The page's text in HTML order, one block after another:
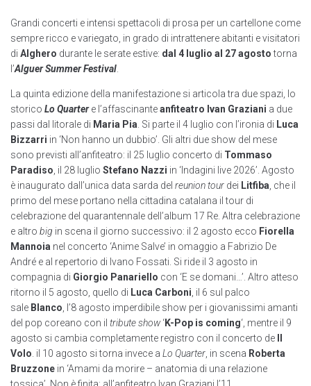
Grandi concerti e intensi spettacoli di prosa per un cartellone come
sempre ricco e variegato, in grado di intrattenere abitanti e visitatori
di Alghero durante le serate estive: dal 4 luglio al 27 agostotorna
l’Alguer Summer Festival
La quinta edizione della manifestazione si articola tra due spazi, lo
storico Lo Quartere l’affascinanteanfiteatro Ivan Graziani a due
passi dal litorale di Maria Pia . Si parte il 4 luglio con l’ironia di Luca
Bizzarri in ‘Non hanno un dubbio’. Gli altri due show del mese
sono previsti all’anfiteatro: il 25 luglio concerto di Tommaso
Paradiso , il 28 luglio Stefano Nazzi in ‘Indagini live 2026’. Agosto
è inaugurato dall’unica data sarda del reunion tour dei Litfiba , che il
primo del mese portano nella cittadina catalana il tour di
celebrazione del quarantennale dell’album 17 Re. Altra celebrazione
e altro big in scena il giorno successivo: il 2 agosto ecco Fiorella
Mannoia nel concerto ‘Anime Salve’ in omaggio a Fabrizio De
André e al repertorio di Ivano Fossati. Si ride il 3 agosto in
compagnia di Giorgio Panariello con ‘E se domani…’. Altro atteso
ritorno il 5 agosto, quello di Luca Carboni , il 6 sul palco
sale Blanco , l’8 agosto imperdibile show per i giovanissimi amanti
del pop coreano con il tribute show‘K-Pop is coming‘, mentre il 9
agosto si cambia completamente registro con il concerto de
Volo . il 10 agosto si torna invece a Lo Quarter , in scena Roberta
Bruzzone in ‘Amami da morire – anatomia di una relazione